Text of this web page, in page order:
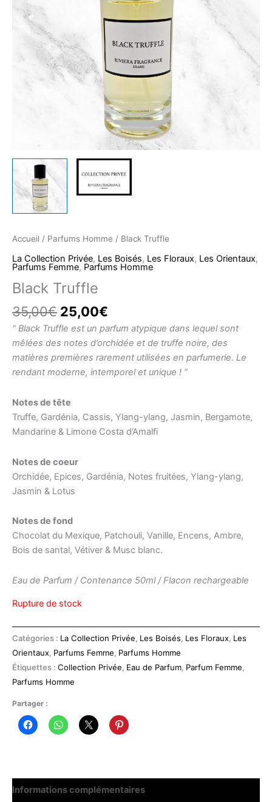
Accueil / Parfums Homme / Black Truffle
La Collection Privée, Les Boisés, Les Floraux, Les Orientaux,
Parfums Femme, Parfums Homme
Black Truffle
35,00€ Le
prix
initial
était :
35,00€.
25,00€
prix
actuel
est :
25,00€.
“ Black Truffle est un parfum atypique dans lequel sont
mêlées des notes d’orchidée et de truffe noire, des
matières premières rarement utilisées en parfumerie. Le
rendant moderne, intemporel et unique ! ”
Notes de tête
Truffe, Gardénia, Cassis, Ylang-ylang, Jasmin, Bergamote,
Mandarine & Limone Costa d’Amalfi
Notes de coeur
Orchidée, Epices, Gardénia, Notes fruitées, Ylang-ylang,
Jasmin & Lotus
Notes de fond
Chocolat du Mexique, Patchouli, Vanille, Encens, Ambre,
Bois de santal, Vétiver & Musc blanc.
Eau de Parfum / Contenance 50ml / Flacon rechargeable
Rupture de stock
Catégories : La Collection Privée, Les Boisés, Les Floraux, Les
Orientaux, Parfums Femme, Parfums Homme
Étiquettes : Collection Privée, Eau de Parfum, Parfum Femme,
Parfums Homme
Partager :
Informations complémentaires